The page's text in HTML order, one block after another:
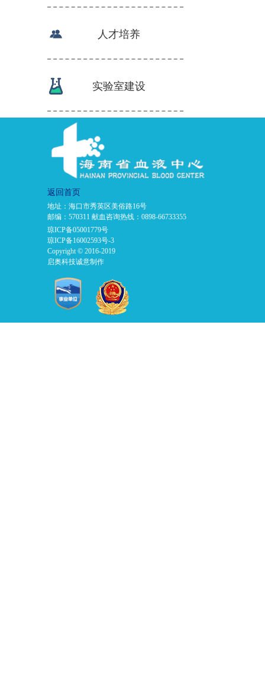
人才培养
实验室建设
返回首页
地址：海口市秀英区美俗路16号
邮编：570311 献血咨询热线：0898-66733355
琼ICP备05001779号
琼ICP备16002593号-3
Copyright © 2016-2019
启奥科技诚意制作